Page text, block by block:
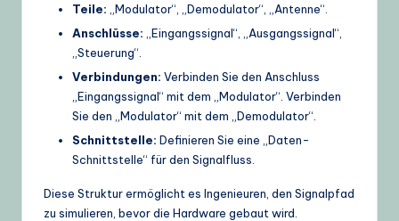
Teile: „Modulator“, „Demodulator“, „Antenne“.
Anschlüsse: „Eingangssignal“, „Ausgangssignal“,
„Steuerung“.
Verbindungen: Verbinden Sie den Anschluss
„Eingangssignal“ mit dem „Modulator“. Verbinden
Sie den „Modulator“ mit dem „Demodulator“.
Schnittstelle: Definieren Sie eine „Daten-
Schnittstelle“ für den Signalfluss.
Diese Struktur ermöglicht es Ingenieuren, den Signalpfad
zu simulieren, bevor die Hardware gebaut wird.